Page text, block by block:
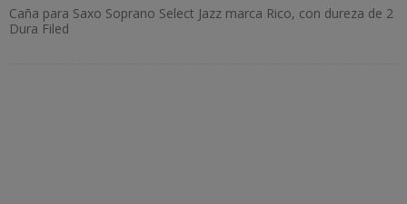
Caña para Saxo Soprano Select Jazz marca Rico, con dureza de 2
Dura Filed